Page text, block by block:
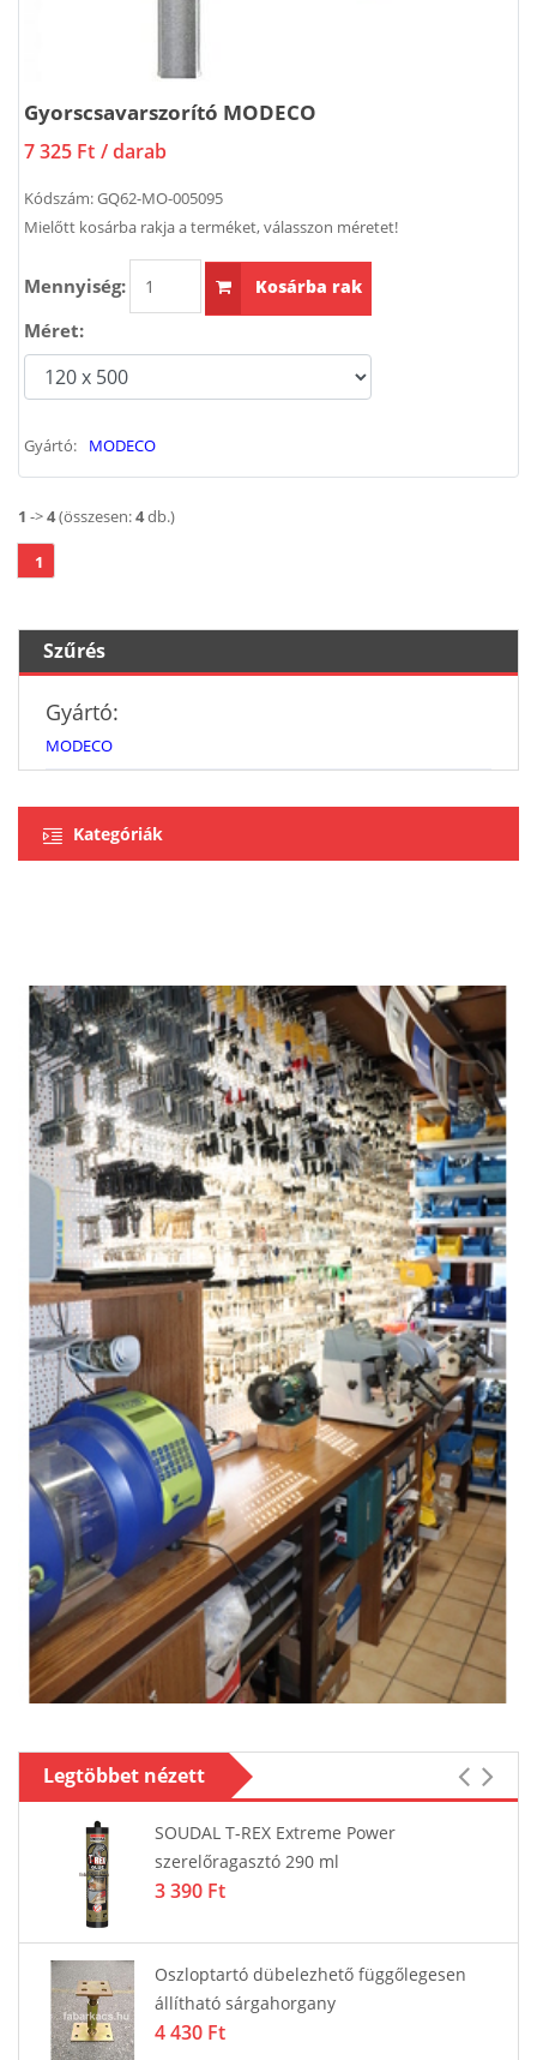
Gyorscsavarszorító MODECO
7 325 Ft / darab
Kódszám:GQ62-MO-005095
Mielőtt kosárba rakja a terméket, válasszon méretet!
Mennyiség: Kosárba rak
Méret:
Gyártó: MODECO
1 ->4(összesen:4db.)
1
Szűrés
Gyártó:
MODECO
Kategóriák
Legtöbbet nézett
SOUDAL T-REX Extreme Power
szerelőragasztó 290 ml
3 390 Ft
Oszloptartó dübelezhető függőlegesen
állítható sárgahorgany
4 430 Ft